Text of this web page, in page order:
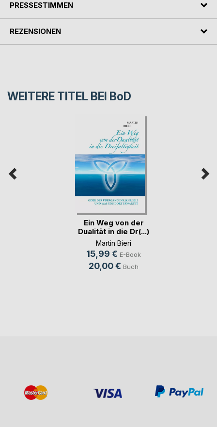
PRESSESTIMMEN
REZENSIONEN
WEITERE TITEL BEI BoD
Ein Weg von der
Dualität in die Dr(...)
Martin Bieri
15,99 € E-Book
20,00 € Buch